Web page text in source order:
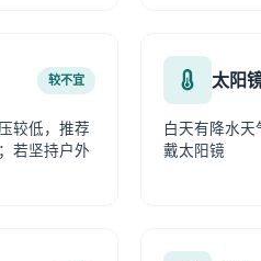
较不宜
较低，推荐
若坚持户外
太阳
白天有降水
戴太阳镜